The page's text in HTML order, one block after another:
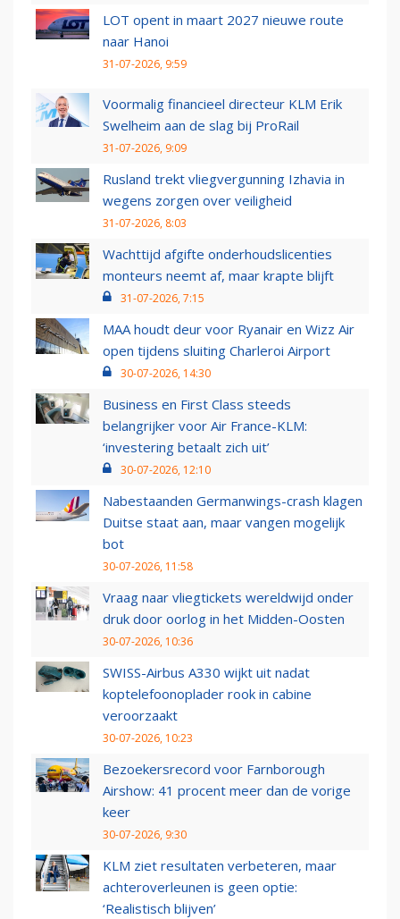
LOT opent in maart 2027 nieuwe route
naar Hanoi
31-07-2026, 9:59
Voormalig financieel directeur KLM Erik
Swelheim aan de slag bij ProRail
31-07-2026, 9:09
Rusland trekt vliegvergunning Izhavia in
wegens zorgen over veiligheid
31-07-2026, 8:03
Wachttijd afgifte onderhoudslicenties
monteurs neemt af, maar krapte blijft
31-07-2026, 7:15
MAA houdt deur voor Ryanair en Wizz Air
open tijdens sluiting Charleroi Airport
30-07-2026, 14:30
Business en First Class steeds
belangrijker voor Air France-KLM:
‘investering betaalt zich uit’
30-07-2026, 12:10
Nabestaanden Germanwings-crash klagen
Duitse staat aan, maar vangen mogelijk
bot
30-07-2026, 11:58
Vraag naar vliegtickets wereldwijd onder
druk door oorlog in het Midden-Oosten
30-07-2026, 10:36
SWISS-Airbus A330 wijkt uit nadat
koptelefoonoplader rook in cabine
veroorzaakt
30-07-2026, 10:23
Bezoekersrecord voor Farnborough
Airshow: 41 procent meer dan de vorige
keer
30-07-2026, 9:30
KLM ziet resultaten verbeteren, maar
achteroverleunen is geen optie:
‘Realistisch blijven’